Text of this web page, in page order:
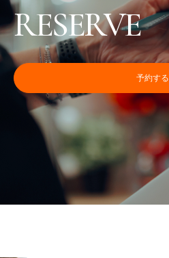
RESERVE
予約する